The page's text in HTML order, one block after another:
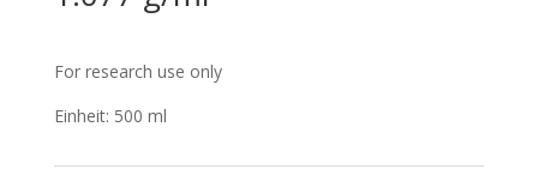
For research use only
Einheit: 500 ml